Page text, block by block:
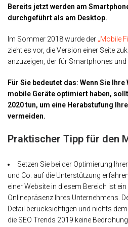
Bereits jetzt werden am
durchgeführt als am Desktop.
Im Sommer 2018 wurde der „Mobile
zieht es vor, die Version einer Seite
anzuzeigen, der für Smartphones
Für Sie bedeutet das: Wenn Sie
mobile Geräte optimiert haben,
2020 tun, um eine Herabstufung
vermeiden.
Praktischer Tipp für den
Setzen Sie bei der Optimierung
und Co. auf die Unterstützung
einer Website in diesem Bereich ist
Onlinepräsenz Ihres Unternehmens.
Detail berücksichtigen und nichts
die SEO Trends 2019 keine